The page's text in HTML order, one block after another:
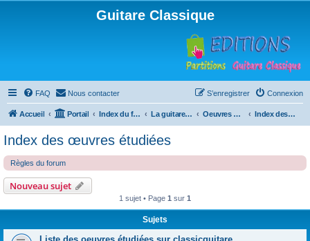
Guitare Classique
FAQ Nous contacter Connexion
S’enregistrer
Accueil Portail Index du forum La guitare : instrument, cours et théorie Oeuvres à la loupe Index des œuvres étudiées
Index des œuvres étudiées
Règles du forum
Nouveau sujet
1 sujet • Page 1 sur 1
Sujets